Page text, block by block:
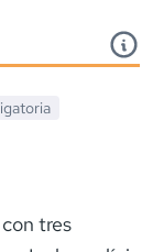
tres